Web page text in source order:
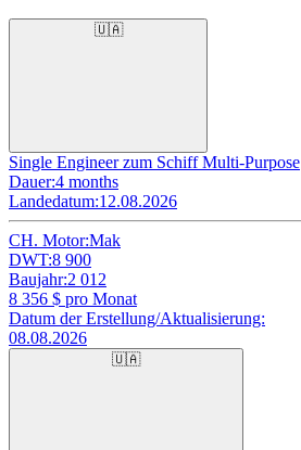
🇺🇦
Single Engineer zum Schiff Multi-Purpose
Dauer:4 months
Landedatum:12.08.2026
CH. Motor:Mak
DWT:8 900
Baujahr:2 012
8 356 $ pro Monat
Datum der Erstellung/Aktualisierung:
08.08.2026
🇺🇦